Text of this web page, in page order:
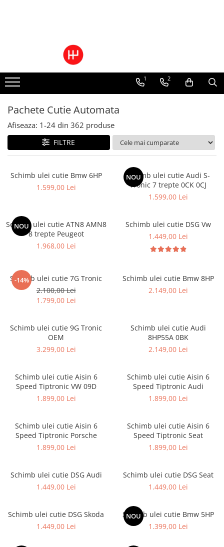
Ulei cutie automata
Filtre cutii automate
1 2
Pachete Cutie Automata
Afiseaza: 1-24 din 362 produse
FILTRE
Schimb ulei cutie Bmw 6HP
1.599,00 Lei
NOU
Schimb ulei cutie Audi S-
Tronic 7 trepte 0CK 0CJ
1.599,00 Lei
NOU
Schimb ulei cutie ATN8 AMN8
8 trepte Peugeot
1.968,00 Lei
Schimb ulei cutie DSG Vw
1.449,00 Lei
-14%
Schimb ulei cutie 7G Tronic
2.100,00 Lei
1.799,00 Lei
Schimb ulei cutie Bmw 8HP
2.149,00 Lei
Schimb ulei cutie 9G Tronic
OEM
3.299,00 Lei
Schimb ulei cutie Audi
8HP55A 0BK
2.149,00 Lei
Schimb ulei cutie Aisin 6
Speed Tiptronic VW 09D
1.899,00 Lei
Schimb ulei cutie Aisin 6
Speed Tiptronic Audi
1.899,00 Lei
Schimb ulei cutie Aisin 6
Speed Tiptronic Porsche
1.899,00 Lei
Schimb ulei cutie Aisin 6
Speed Tiptronic Seat
1.899,00 Lei
Schimb ulei cutie DSG Audi
1.449,00 Lei
Schimb ulei cutie DSG Seat
1.449,00 Lei
Schimb ulei cutie DSG Skoda
1.449,00 Lei
NOU
Schimb ulei cutie Bmw 5HP
1.399,00 Lei